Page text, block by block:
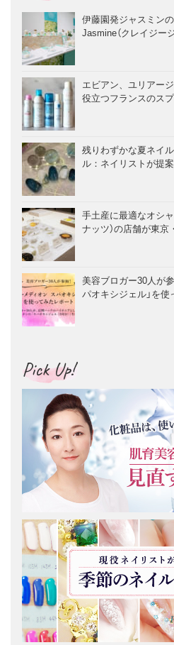
伊藤園発ジャスミン
Jasmine（クレイジー
エビアン、ユリアー
役立つフランスのス
残りわずかな夏ネイ
ル：ネイリストが提
手土産に最適なオシ
ナッツ）の店舗が東
美容ブロガー30人が
パオキシジェル」を
Pick Up!